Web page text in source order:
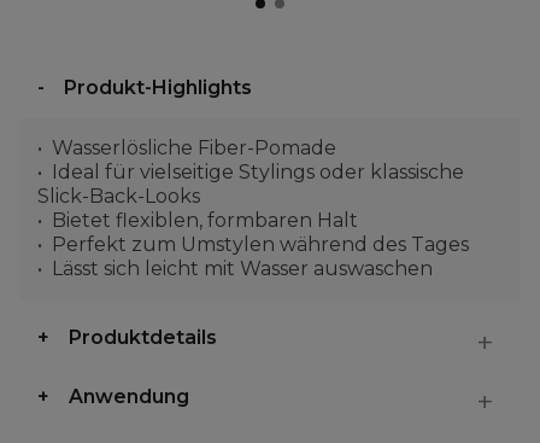
Produkt-Highlights
Wasserlösliche Fiber-Pomade
Ideal für vielseitige Stylings oder klassische
Slick-Back-Looks
Bietet flexiblen, formbaren Halt
Perfekt zum Umstylen während des Tages
Lässt sich leicht mit Wasser auswaschen
Produktdetails
Anwendung